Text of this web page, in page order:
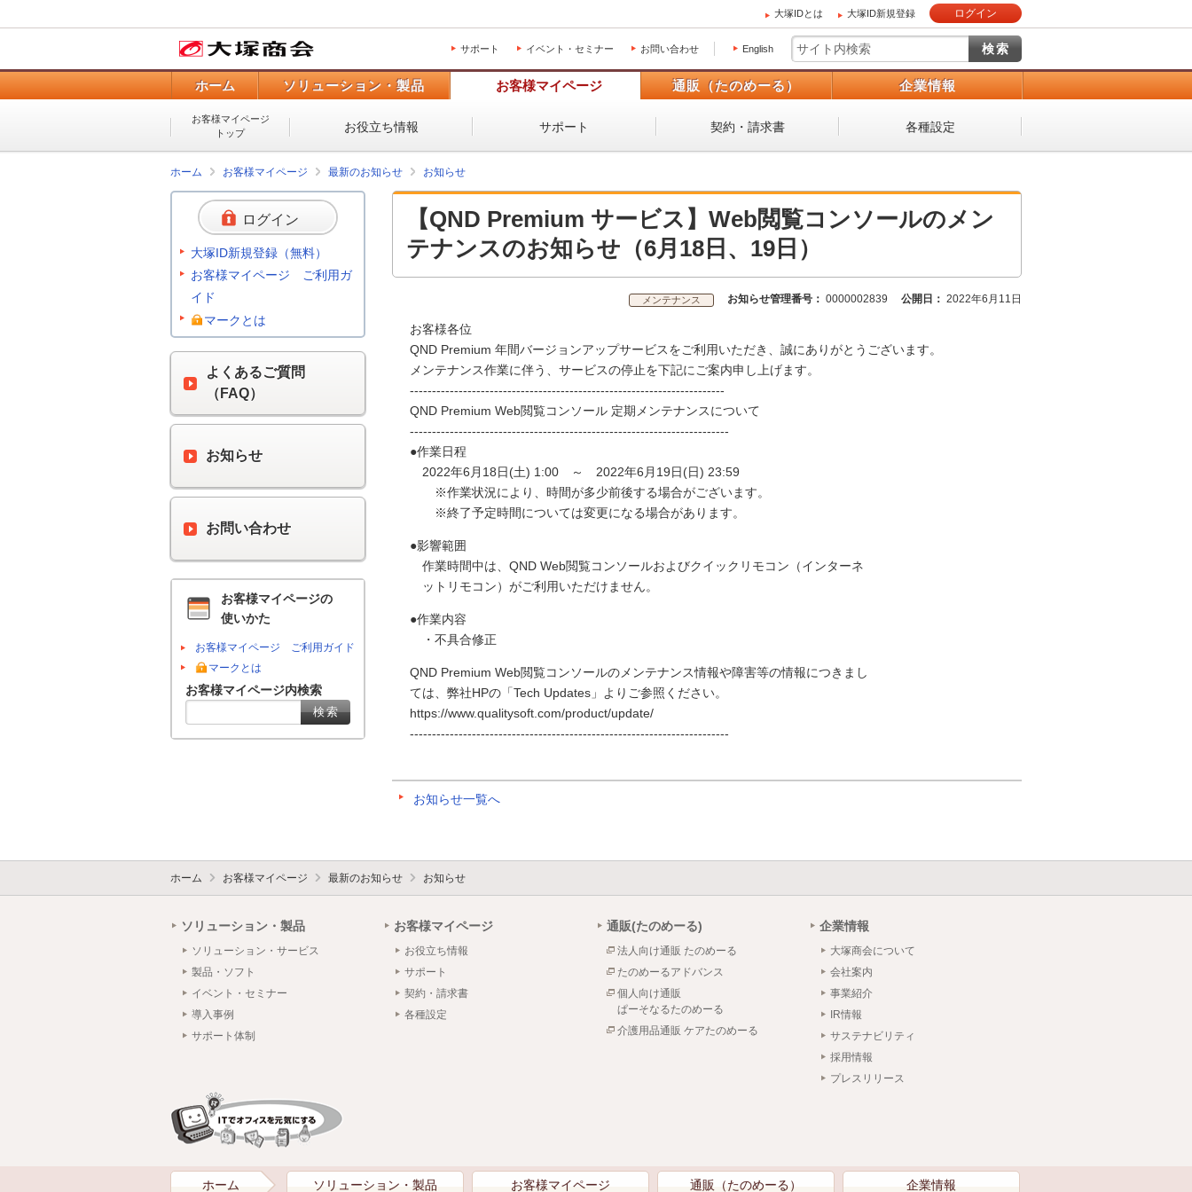
大塚IDとは 大塚ID新規登録 ログイン
サポート イベント・セミナー お問い合わせ English
ホーム ソリューション・製品 お客様マイページ 通販（たのめーる） 企業情報
お客様マイページ
トップ
お役立ち情報 サポート 契約・請求書 各種設定
ホーム お客様マイページ 最新のお知らせ お知らせ
【QND Premium サービス】Web閲覧コンソールのメン
テナンスのお知らせ（6月18日、19日）
メンテナンス お知らせ管理番号： 0000002839 公開日： 2022年6月11日
お客様各位
QND Premium 年間バージョンアップサービスをご利用いただき、誠にありがとうございます。
メンテナンス作業に伴う、サービスの停止を下記にご案内申し上げます。
-----------------------------------------------------------------------
QND Premium Web閲覧コンソール 定期メンテナンスについて
------------------------------------------------------------------------
●作業日程
2022年6月18日(土) 1:00 ～ 2022年6月19日(日) 23:59
※作業状況により、時間が多少前後する場合がございます。
※終了予定時間については変更になる場合があります。
●影響範囲
作業時間中は、QND Web閲覧コンソールおよびクイックリモコン（インターネ
ットリモコン）がご利用いただけません。
●作業内容
・不具合修正
QND Premium Web閲覧コンソールのメンテナンス情報や障害等の情報につきまし
ては、弊社HPの「Tech Updates」よりご参照ください。
https://www.qualitysoft.com/product/update/
------------------------------------------------------------------------
お知らせ一覧へ
ログイン
大塚ID新規登録（無料）
お客様マイページ ご利用ガ
イド
マークとは
よくあるご質問
（FAQ）
お知らせ
お問い合わせ
お客様マイページの
使いかた
お客様マイページ ご利用ガイド
マークとは
お客様マイページ内検索
ホーム お客様マイページ 最新のお知らせ お知らせ
ソリューション・製品
ソリューション・サービス
製品・ソフト
イベント・セミナー
導入事例
サポート体制
お客様マイページ
お役立ち情報
サポート
契約・請求書
各種設定
通販(たのめーる)
法人向け通販 たのめーる
たのめーるアドバンス
個人向け通販
ぱーそなるたのめーる
介護用品通販 ケアたのめーる
企業情報
大塚商会について
会社案内
事業紹介
IR情報
サステナビリティ
採用情報
プレスリリース
ホーム ソリューション・製品 お客様マイページ 通販（たのめーる） 企業情報